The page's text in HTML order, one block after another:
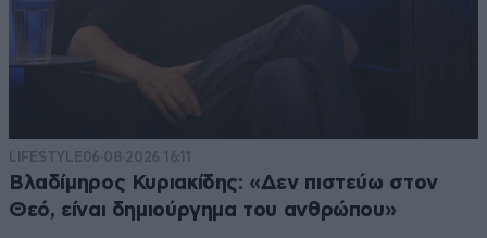
LIFESTYLE06·08·2026 16:11
Βλαδίμηρος Κυριακίδης: «Δεν πιστεύω στον
Θεό, είναι δημιούργημα του ανθρώπου»